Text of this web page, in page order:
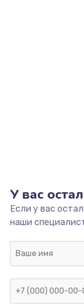
У вас
Если у вас
наши